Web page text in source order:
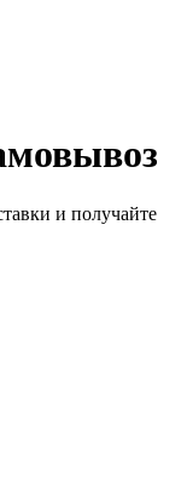
и получайте